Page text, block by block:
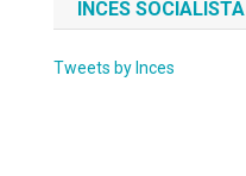
INCES SOCIALISTA
Tweets by Inces